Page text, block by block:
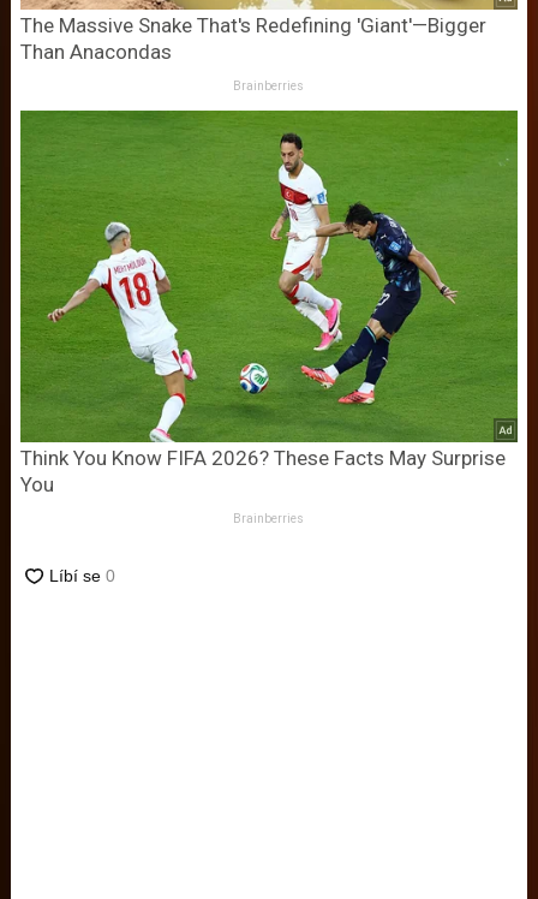
The Massive Snake That's Redefining 'Giant'—Bigger
Than Anacondas
Brainberries
Think You Know FIFA 2026? These Facts May Surprise
You
Brainberries